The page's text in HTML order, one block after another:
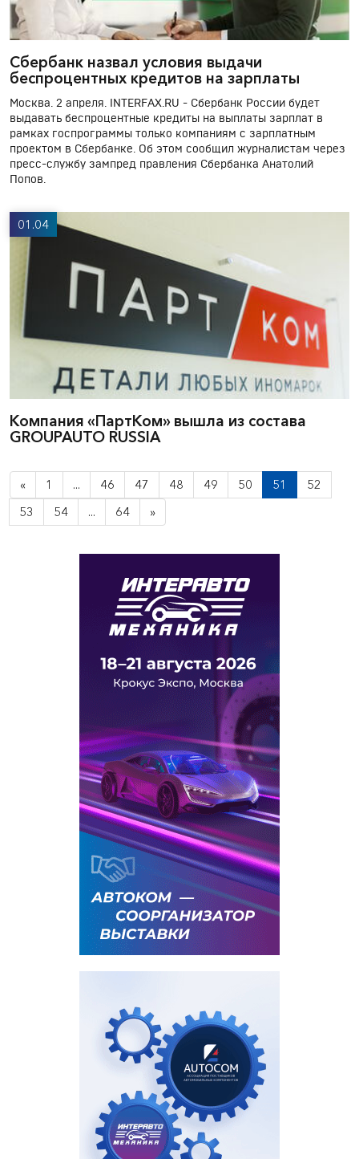
Сбербанк назвал условия выдачи
беспроцентных кредитов на зарплаты
Москва. 2 апреля. INTERFAX.RU - Сбербанк России будет
выдавать беспроцентные кредиты на выплаты зарплат в
рамках госпрограммы только компаниям с зарплатным
проектом в Сбербанке. Об этом сообщил журналистам через
пресс-службу зампред правления Сбербанка Анатолий
Попов.
01.04
Компания «ПартКом» вышла из состава
GROUPAUTO RUSSIA
« 1 ... 46 47 48 49 50 51
52
53
54 ... 64 »